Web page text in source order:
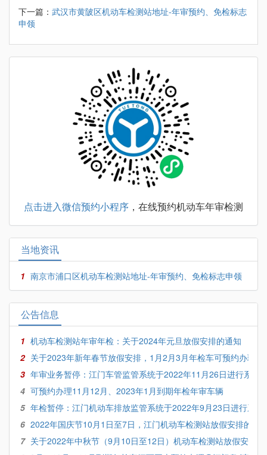
下一篇： 武汉市黄陂区机动车检测站地址-年审预约、免检标志
申领
点击进入微信预约小程序 ，在线预约机动车年审检测
当地资讯
1 南京市浦口区机动车检测站地址-年审预约、免检标志申领
公告信息
1 机动车检测站年审年检：关于2024年元旦放假安排的通知
2 关于2023年新年春节放假安排，1月2月3月年检车可预约办理
3 年审业务暂停：江门车管监管系统于2022年11月26日进行系统
4 可预约办理11月12月、2023年1月到期年检年审车辆
5 年检暂停：江门机动车排放监管系统于2022年9月23日进行系统
6 2022年国庆节10月1日至7日，江门机动车检测站放假安排的通
7 关于2022年中秋节（9月10日至12日）机动车检测站放假安排